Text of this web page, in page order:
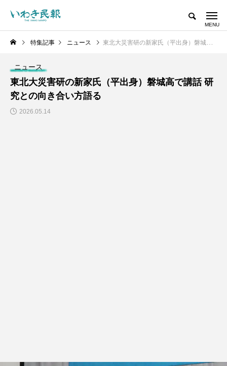
特集記事 ニュース 東北大災害研の新家氏（平出身）磐城高で講話 研究との向き合い方語る
ニュース
東北大災害研の新家氏（平出身）磐城高で講話 研
究との向き合い方語る
2026.05.14